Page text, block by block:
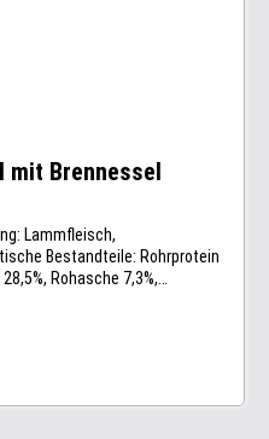
mit Brennessel
Lammfleisch,
Bestandteile: Rohrprotein
Rohasche 7,3%,